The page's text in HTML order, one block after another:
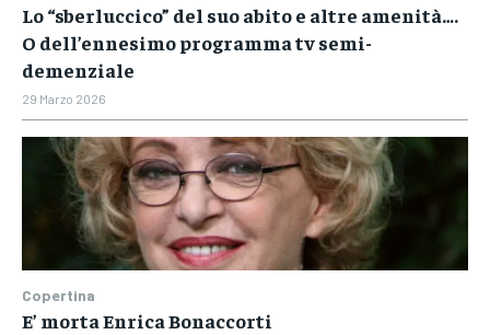
Lo “sberluccico” del suo abito e altre amenità….
O dell’ennesimo programma tv semi-
demenziale
29 Marzo 2026
Copertina
E’ morta Enrica Bonaccorti